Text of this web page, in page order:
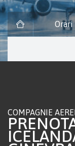
COMPAGNIE